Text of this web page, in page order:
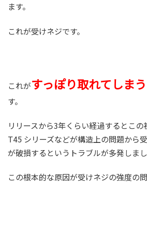
ます。
これが受けネジです。
これがすっぽり取れてしま
す。
リリースから3年くらい経過するとこ
T45 シリーズなどが構造上の問題から
が破損するというトラブルが多発しまし
この根本的な原因が受けネジの強度の問